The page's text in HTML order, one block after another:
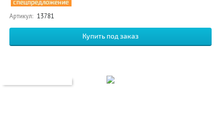
Артикул: 13781